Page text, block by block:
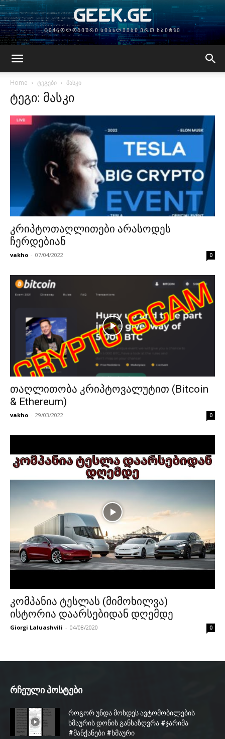
GEEK.GE
ტექნოლოგიური სიახლეები ერთ საიტზე
Home ტეგები მასკი
ტეგი: მასკი
კრიპტოთაღლითები არასოდეს
ჩერდებიან
vakho - 07/04/2022 0
თაღლითობა კრიპტოვალუტით (Bitcoin
& Ethereum)
vakho - 29/03/2022 0
კომპანია ტესლას (მიმოხილვა)
ისტორია დაარსებიდან დღემდე
Giorgi Laluashvili - 04/08/2020 0
რჩეული პოსტები
როგორ უნდა მოხდეს ავტომობილების
ხმაურის დონის განსაზღვრა #ჯარიმა
#მანქანები #ხმაური